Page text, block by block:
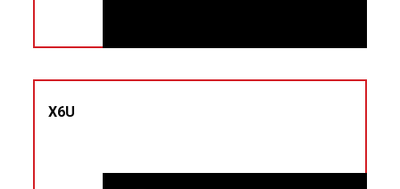
X6U